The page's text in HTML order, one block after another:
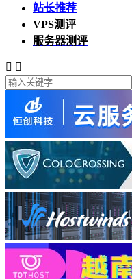
站长推荐
VPS测评
服务器测评
 